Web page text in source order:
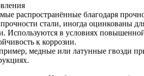
распространённые благодаря
стали, иногда оцинкованы
Используются в условиях
к коррозии.
медные или латунные гвозди